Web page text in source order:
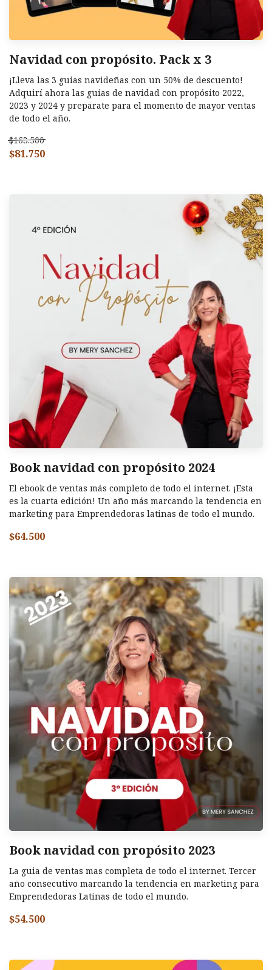
Navidad con propósito. Pack x 3
¡Lleva las 3 guias navideñas con un 50% de descuento!
Adquirí ahora las guias de navidad con propósito 2022,
2023 y 2024 y preparate para el momento de mayor ventas
de todo el año.
$163.500
$81.750
Book navidad con propósito 2024
El ebook de ventas más completo de todo el internet. ¡Esta
es la cuarta edición! Un año más marcando la tendencia en
marketing para Emprendedoras latinas de todo el mundo.
$64.500
Book navidad con propósito 2023
La guia de ventas mas completa de todo el internet. Tercer
año consecutivo marcando la tendencia en marketing para
Emprendedoras Latinas de todo el mundo.
$54.500